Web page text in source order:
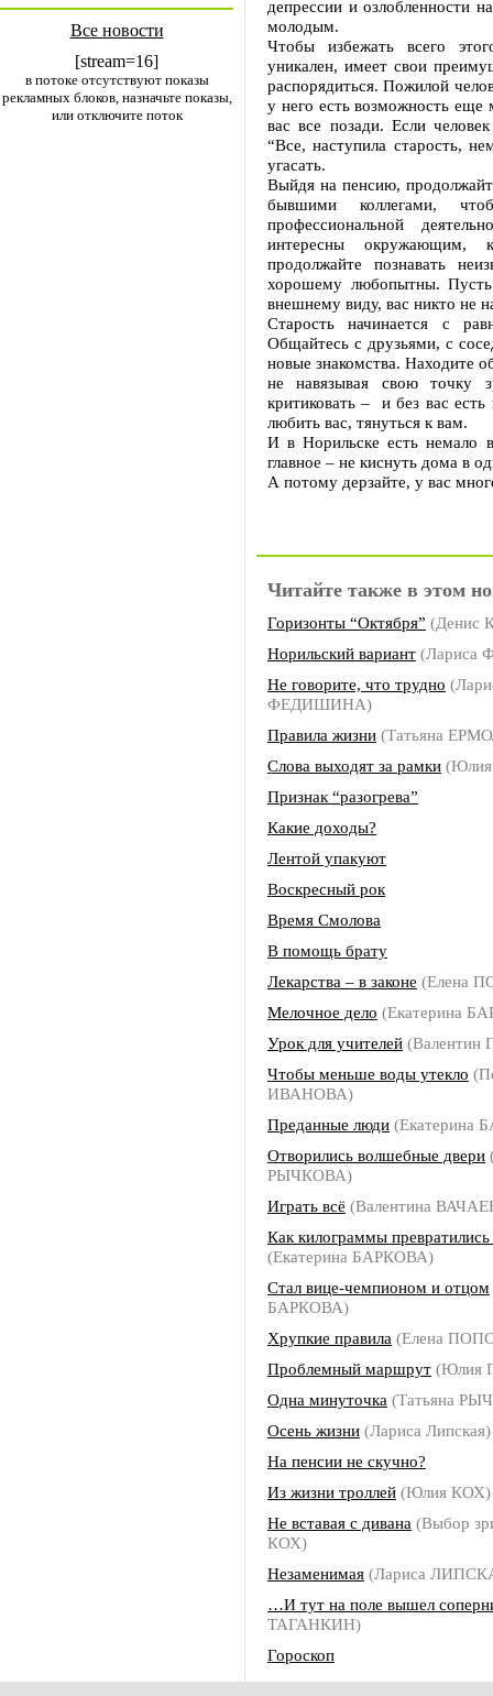
Все новости
[stream=16]
в потоке отсутствуют показы
рекламных блоков, назначьте показы,
или отключите поток
депрессии и озлобленности
молодым.
Чтобы избежать всего
уникален, имеет свои
распорядиться. Пожилой
у него есть возможность
вас все позади. Если
“Все, наступила старость,
угасать.
Выйдя на пенсию,
бывшими коллегами,
профессиональной
интересны окружающим,
продолжайте познавать
хорошему любопытны.
внешнему виду, вас никто не
Старость начинается с
Общайтесь с друзьями, с
новые знакомства. Находите
не навязывая свою точку
критиковать – и без вас
любить вас, тянуться к вам.
И в Норильске есть немало
главное – не киснуть дома в
А потому дерзайте, у вас
Читайте также в этом
Горизонты “Октября” (Денис
Норильский вариант
Не говорите, что трудно
ФЕДИШИНА)
Правила жизни (Татьяна
Слова выходят за рамки
Признак “разогрева”
Какие доходы?
Лентой упакуют
Воскресный рок
Время Смолова
В помощь брату
Лекарства – в законе (Елена
Мелочное дело (Екатерина
Урок для учителей (Валентин
Чтобы меньше воды утекло
ИВАНОВА)
Преданные люди (Екатерина
Отворились волшебные двери
РЫЧКОВА)
Играть всё (Валентина
Как килограммы
(Екатерина БАРКОВА)
Стал вице-чемпионом и отцом
БАРКОВА)
Хрупкие правила (Елена
Проблемный маршрут (Юлия
Одна минуточка (Татьяна
Осень жизни (Лариса Липская)
На пенсии не скучно?
Из жизни троллей (Юлия КОХ)
Не вставая с дивана (Выбор
КОХ)
Незаменимая (Лариса
…И тут на поле вышел
ТАГАНКИН)
Гороскоп